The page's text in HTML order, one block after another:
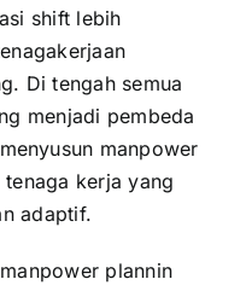
shift lebih
Di tengah semua
menjadi pembeda
manpower
kerja yang
adaptif.
plannin